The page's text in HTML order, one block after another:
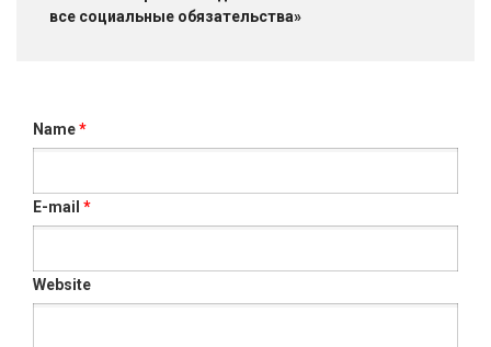
все социальные обязательства»
Name*
E-mail *
Website